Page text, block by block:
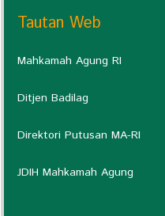
Tautan Web
Mahkamah Agung RI
Ditjen Badilag
Direktori Putusan MA-RI
JDIH Mahkamah Agung